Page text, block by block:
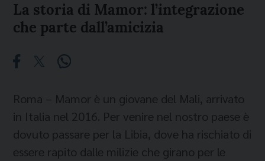
La storia di Mamor: l’integrazione
che parte dall’amicizia
Roma – Mamor è un giovane del Mali, arrivato
in Italia nel 2016. Per venire nel nostro paese è
dovuto passare per la Libia, dove ha rischiato di
essere rapito dalle milizie che girano per le